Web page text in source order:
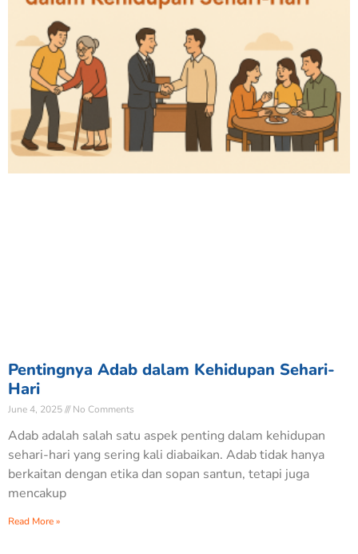
Pentingnya Adab dalam Kehidupan Sehari-
Hari
June 4, 2025 No Comments
Adab adalah salah satu aspek penting dalam kehidupan
sehari-hari yang sering kali diabaikan. Adab tidak hanya
berkaitan dengan etika dan sopan santun, tetapi juga
mencakup
Read More »